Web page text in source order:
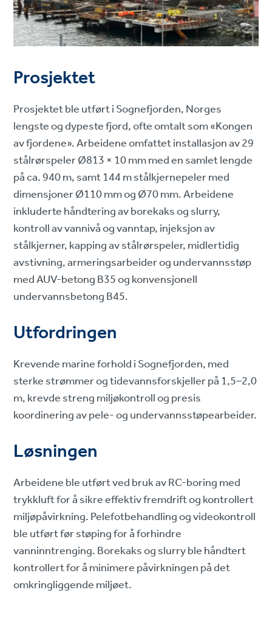
Prosjektet
Prosjektet ble utført i Sognefjorden, Norges
lengste og dypeste fjord, ofte omtalt som «Kongen
av fjordene». Arbeidene omfattet installasjon av 29
stålrørspeler Ø813 × 10 mm med en samlet lengde
på ca. 940 m, samt 144 m stålkjernepeler med
dimensjoner Ø110 mm og Ø70 mm. Arbeidene
inkluderte håndtering av borekaks og slurry,
kontroll av vannivå og vanntap, injeksjon av
stålkjerner, kapping av stålrørspeler, midlertidig
avstivning, armeringsarbeider og undervannsstøp
med AUV-betong B35 og konvensjonell
undervannsbetong B45.
Utfordringen
Krevende marine forhold i Sognefjorden, med
sterke strømmer og tidevannsforskjeller på 1,5–2,0
m, krevde streng miljøkontroll og presis
koordinering av pele- og undervannsstøpearbeider.
Løsningen
Arbeidene ble utført ved bruk av RC-boring med
trykkluft for å sikre effektiv fremdrift og kontrollert
miljøpåvirkning. Pelefotbehandling og videokontroll
ble utført før støping for å forhindre
vanninntrenging. Borekaks og slurry ble håndtert
kontrollert for å minimere påvirkningen på det
omkringliggende miljøet.